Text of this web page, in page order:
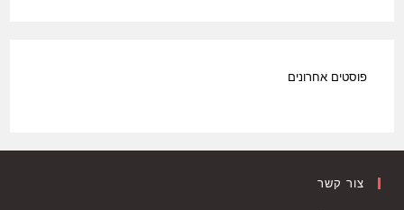
פוסטים אחרונים
צור קשר